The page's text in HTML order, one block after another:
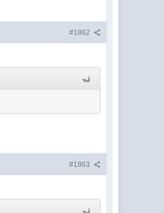
#1862
#1863